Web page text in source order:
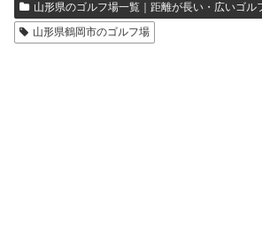
山形県のゴルフ場一覧｜距離が長い・広いゴル
山形県鶴岡市のゴルフ場